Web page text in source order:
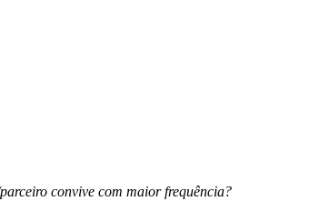
convive com maior frequência?